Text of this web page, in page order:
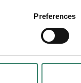
Preferences